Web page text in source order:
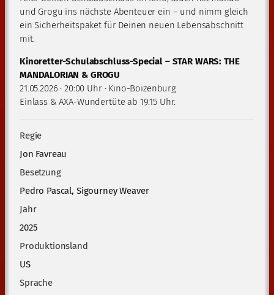
und Grogu ins nächste Abenteuer ein – und nimm gleich
ein Sicherheitspaket für Deinen neuen Lebensabschnitt
mit.
Kinoretter-Schulabschluss-Special – STAR WARS: THE
MANDALORIAN & GROGU
21.05.2026 · 20:00 Uhr · Kino-Boizenburg
Einlass & AXA-Wundertüte ab 19:15 Uhr.
Regie
Jon Favreau
Besetzung
Pedro Pascal, Sigourney Weaver
Jahr
2025
Produktionsland
US
Sprache